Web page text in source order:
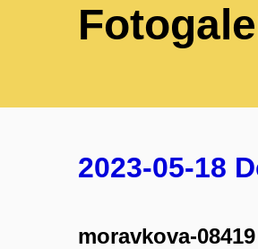
2023-05-18
moravkova-08419